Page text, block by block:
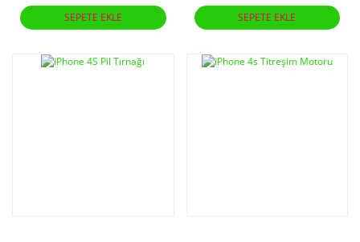
SEPETE EKLE SEPETE EKLE